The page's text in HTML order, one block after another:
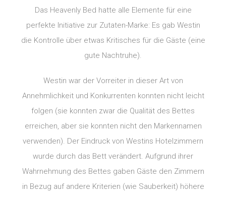
Das Heavenly Bed hatte alle Elemente für eine
perfekte Initiative zur Zutaten-Marke: Es gab Westin
die Kontrolle über etwas Kritisches für die Gäste (eine
gute Nachtruhe).
Westin war der Vorreiter in dieser Art von
Annehmlichkeit und Konkurrenten konnten nicht leicht
folgen (sie konnten zwar die Qualität des Bettes
erreichen, aber sie konnten nicht den Markennamen
verwenden). Der Eindruck von Westins Hotelzimmern
wurde durch das Bett verändert. Aufgrund ihrer
Wahrnehmung des Bettes gaben Gäste den Zimmern
in Bezug auf andere Kriterien (wie Sauberkeit) höhere